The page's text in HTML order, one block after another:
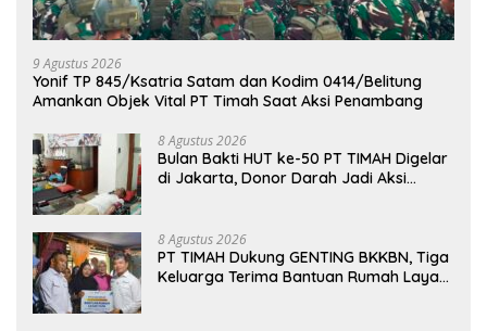
9 Agustus 2026
Yonif TP 845/Ksatria Satam dan Kodim 0414/Belitung
Amankan Objek Vital PT Timah Saat Aksi Penambang
8 Agustus 2026
Bulan Bakti HUT ke-50 PT TIMAH Digelar
di Jakarta, Donor Darah Jadi Aksi
8 Agustus 2026
PT TIMAH Dukung GENTING BKKBN, Tiga
Keluarga Terima Bantuan Rumah Layak